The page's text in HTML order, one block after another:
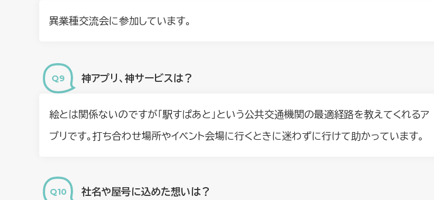
異業種交流会に参加しています。
神アプリ、神サービスは？
絵とは関係ないのですが「駅すぱあと」という公共交通機関の最適経路を教えてくれるア
プリです。打ち合わせ場所やイベント会場に行くときに迷わずに行けて助かっています。
社名や屋号に込めた想いは？